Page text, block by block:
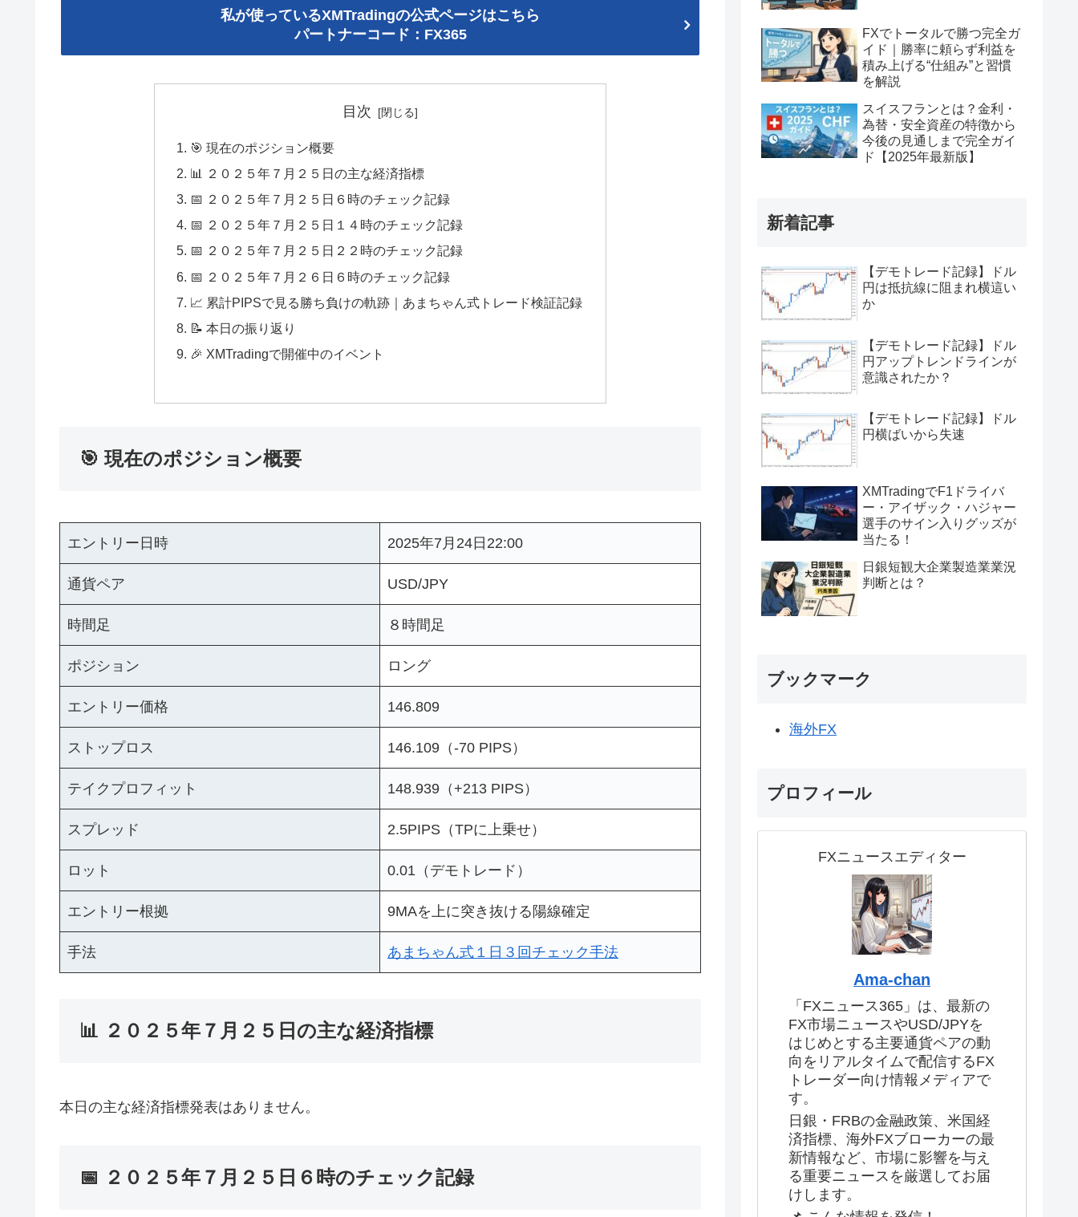
私が使っているXMTradingの公式ページはこちら
パートナーコード：FX365
目次
🎯 現在のポジション概要
📊 ２０２５年７月２５日の主な経済指標
📅 ２０２５年７月２５日６時のチェック記録
📅 ２０２５年７月２５日１４時のチェック記録
📅 ２０２５年７月２５日２２時のチェック記録
📅 ２０２５年７月２６日６時のチェック記録
📈 累計PIPSで見る勝ち負けの軌跡｜あまちゃん式トレード検証記録
📝 本日の振り返り
🎉 XMTradingで開催中のイベント
🎯 現在のポジション概要
エントリー日時 2025年7月24日22:00
通貨ペア USD/JPY
時間足 ８時間足
ポジション ロング
エントリー価格 146.809
ストップロス 146.109（-70 PIPS）
テイクプロフィット 148.939（+213 PIPS）
スプレッド 2.5PIPS（TPに上乗せ）
ロット 0.01（デモトレード）
エントリー根拠 9MAを上に突き抜ける陽線確定
手法 あまちゃん式１日３回チェック手法
📊 ２０２５年７月２５日の主な経済指標
本日の主な経済指標発表はありません。
📅 ２０２５年７月２５日６時のチェック記録
FXでトータルで勝つ完全ガ
イド｜勝率に頼らず利益を
積み上げる“仕組み”と習慣
を解説
スイスフランとは？金利・
為替・安全資産の特徴から
今後の見通しまで完全ガイ
ド【2025年最新版】
新着記事
【デモトレード記録】ドル
円は抵抗線に阻まれ横這い
か
【デモトレード記録】ドル
円アップトレンドラインが
意識されたか？
【デモトレード記録】ドル
円横ばいから失速
XMTradingでF1ドライバ
ー・アイザック・ハジャー
選手のサイン入りグッズが
当たる！
日銀短観大企業製造業業況
判断とは？
ブックマーク
海外FX
プロフィール
FXニュースエディター
Ama-chan
「FXニュース365」は、最新の
FX市場ニュースやUSD/JPYを
はじめとする主要通貨ペアの動
向をリアルタイムで配信するFX
トレーダー向け情報メディアで
す。
日銀・FRBの金融政策、米国経
済指標、海外FXブローカーの最
新情報など、市場に影響を与え
る重要ニュースを厳選してお届
けします。